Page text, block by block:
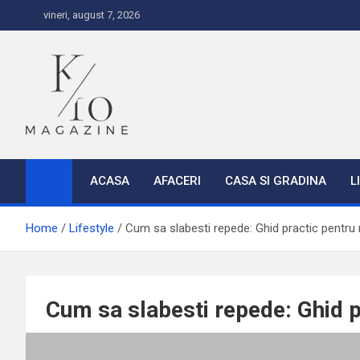
k
e
t
vineri, august 7, 2026
K10
ACASA AFACERI CASA SI GRADINA
Home Lifestyle Cum sa slabesti repede: Ghid practic pentru
Cum sa slabesti repede: